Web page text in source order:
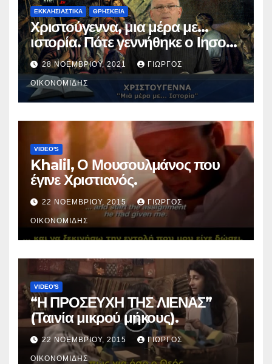
ΕΚΚΛΗΣΙΑΣΤΙΚΑ ΘΡΗΣΚΕΙΑ
Χριστούγεννα, μια μέρα με…
ιστορία. Πότε γεννήθηκε ο Ιησούς
Χριστός; (Βίντεο).
28 ΝΟΕΜΒΡΊΟΥ, 2021 ΓΙΏΡΓΟΣ
ΟΙΚΟΝΟΜΊΔΗΣ
VIDEO'S
Khalil, Ο Μουσουλμάνος που
έγινε Χριστιανός.
22 ΝΟΕΜΒΡΊΟΥ, 2015 ΓΙΏΡΓΟΣ
ΟΙΚΟΝΟΜΊΔΗΣ
VIDEO'S
“Η ΠΡΟΣΕΥΧΗ ΤΗΣ ΛΙΕΝΑΣ”
(Ταινία μικρού μήκους).
22 ΝΟΕΜΒΡΊΟΥ, 2015 ΓΙΏΡΓΟΣ
ΟΙΚΟΝΟΜΊΔΗΣ